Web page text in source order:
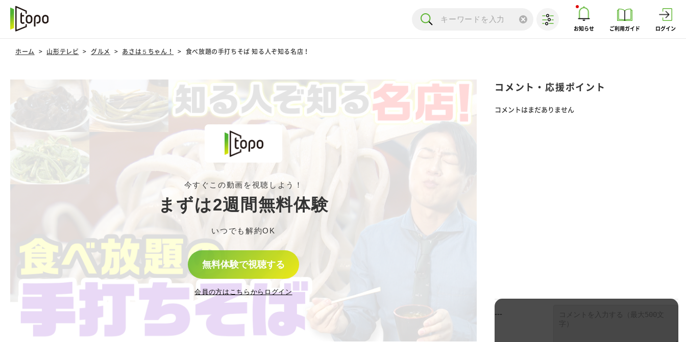
お知らせ ご利用ガイド ログイン
ホーム 山形テレビ グルメ あさは５ちゃん！ 食べ放題の手打ちそば 知る人ぞ知る名店！
今すぐこの動画を視聴しよう！
まずは2週間無料体験
いつでも解約OK
無料体験で視聴する
会員の方はこちらからログイン
コメント・応援ポイント
コメントはまだありません
---